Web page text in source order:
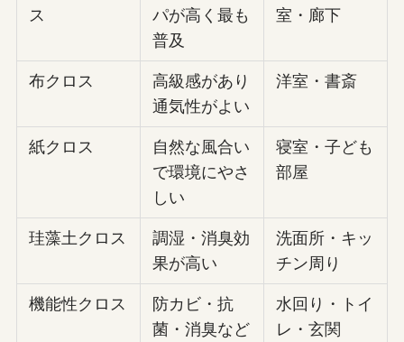
ス
パが高く最も
普及
室・廊下
布クロス
高級感があり
通気性がよい
洋室・書斎
紙クロス
自然な風合い
で環境にやさ
しい
寝室・子ども
部屋
珪藻土クロス
調湿・消臭効
果が高い
洗面所・キッ
チン周り
機能性クロス
防カビ・抗
菌・消臭など
水回り・トイ
レ・玄関